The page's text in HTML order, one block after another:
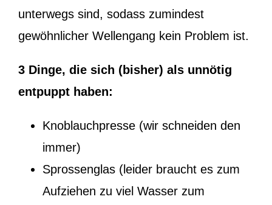
unterwegs sind, sodass zumindest
gewöhnlicher Wellengang kein Problem ist.
3 Dinge, die sich (bisher) als unnötig
entpuppt haben:
Knoblauchpresse (wir schneiden den
immer)
Sprossenglas (leider braucht es zum
Aufziehen zu viel Wasser zum